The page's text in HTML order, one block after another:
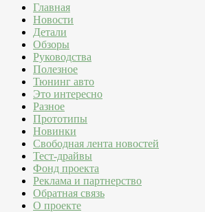
Главная
Новости
Детали
Обзоры
Руководства
Полезное
Тюнинг авто
Это интересно
Разное
Прототипы
Новинки
Свободная лента новостей
Тест-драйвы
Фонд проекта
Реклама и партнерство
Обратная связь
О проекте